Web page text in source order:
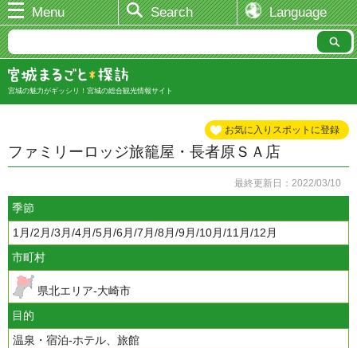
Menu Search Language
宮城の魅力がギッシリ！宮城の総合観光情報サイト
お気に入りスポットに登録
ファミリーロッジ旅籠屋・長者原ＳＡ店
最終更新日：2022/03/10
季節
1月/2月/3月/4月/5月/6月/7月/8月/9月/10月/11月/12月
市町村
県北エリア-大崎市
目的
温泉・宿泊-ホテル、旅館